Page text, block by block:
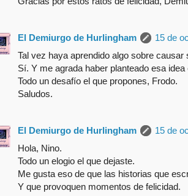
El Demiurgo de Hurlingham
15 de
Tal vez haya aprendido algo sobre causar
Sí. Y me agrada haber planteado esa
Todo un desafío el que propones, Frodo.
Saludos.
El Demiurgo de Hurlingham
15 de
Hola, Nino.
Todo un elogio el que dejaste.
Me gusta eso de que las historias que
Y que provoquen momentos de felicidad.